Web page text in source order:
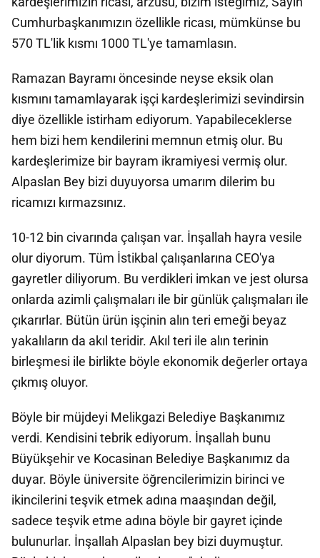
Cumhurbaşkanımızın özellikle ricası, mümkünse bu
570 TL'lik kısmı 1000 TL'ye tamamlasın.
Ramazan Bayramı öncesinde neyse eksik olan
kısmını tamamlayarak işçi kardeşlerimizi sevindirsin
diye özellikle istirham ediyorum. Yapabileceklerse
hem bizi hem kendilerini memnun etmiş olur. Bu
kardeşlerimize bir bayram ikramiyesi vermiş olur.
Alpaslan Bey bizi duyuyorsa umarım dilerim bu
ricamızı kırmazsınız.
10-12 bin civarında çalışan var. İnşallah hayra vesile
olur diyorum. Tüm İstikbal çalışanlarına CEO'ya
gayretler diliyorum. Bu verdikleri imkan ve jest olursa
onlarda azimli çalışmaları ile bir günlük çalışmaları ile
çıkarırlar. Bütün ürün işçinin alın teri emeği beyaz
yakalıların da akıl teridir. Akıl teri ile alın terinin
birleşmesi ile birlikte böyle ekonomik değerler ortaya
çıkmış oluyor.
Böyle bir müjdeyi Melikgazi Belediye Başkanımız
verdi. Kendisini tebrik ediyorum. İnşallah bunu
Büyükşehir ve Kocasinan Belediye Başkanımız da
duyar. Böyle üniversite öğrencilerimizin birinci ve
ikincilerini teşvik etmek adına maaşından değil,
sadece teşvik etme adına böyle bir gayret içinde
bulunurlar. İnşallah Alpaslan bey bizi duymuştur.